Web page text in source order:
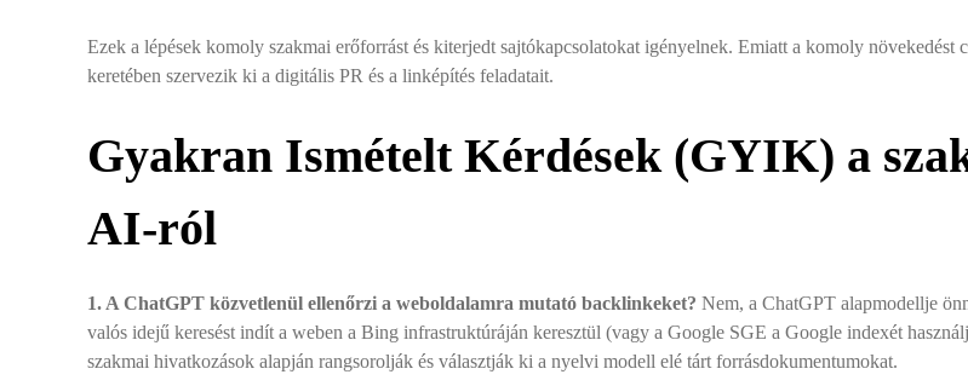
Ezek a lépések komoly szakmai erőforrást és kiterjedt sajtókapcsolatokat igényelnek. Emiatt a komoly növekedést
keretében szervezik ki a digitális PR és a linképítés feladatait.
Gyakran Ismételt Kérdések (GYIK) a
AI-ról
1. A ChatGPT közvetlenül ellenőrzi a weboldalamra mutató backlinkeket? Nem, a ChatGPT alapmodellje
valós idejű keresést indít a weben a Bing infrastruktúráján keresztül (vagy a Google SGE a Google indexét
szakmai hivatkozások alapján rangsorolják és választják ki a nyelvi modell elé tárt forrásdokumentumokat.